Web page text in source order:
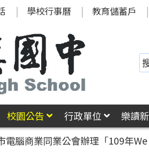
學校行事曆 教育儲蓄戶
校園公告 行政單位 樂讀
電腦商業同業公會辦理「109年